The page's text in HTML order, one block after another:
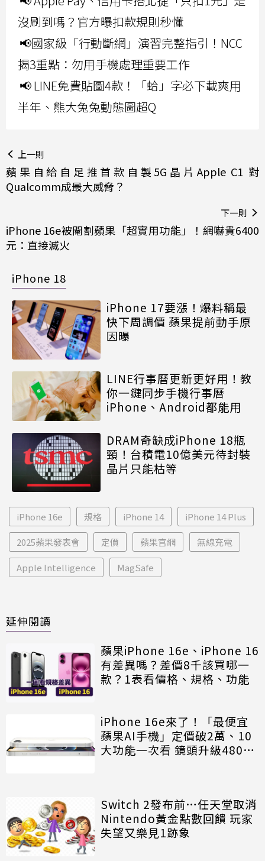
沒刷到嗎？官方曝扣款規則秒懂
📢國家級「行動斷網」演習完整指引！NCC
揭3重點：勿用手機處理重要工作
📢 LINE免費貼圖4款！「蛤」字必下載爽用
半年、熊大兔兔動態圖超Q
上一則
蘋果自給自足推首款自製5G晶片Apple C1 對
Qualcomm成最大威脅？
下一則
iPhone 16e被閹割蘋果「超實用功能」！網嚇貴6400
元：直接滅火
iPhone 18
iPhone 17要漲！爆料稱最
快下周調價 蘋果提前動手原
因曝
LINE行事曆更新更好用！教
你一鍵同步手機行事曆
iPhone、Android都能用
DRAM奇缺成iPhone 18瓶
頸！台積電10億美元待封裝
晶片只能枯等
iPhone 16e 規格 iPhone 14 iPhone 14 Plus
2025蘋果發表會 定價 蘋果官網 無線充電
Apple Intelligence MagSafe
延伸閱讀
蘋果iPhone 16e、iPhone 16
有差異嗎？差價8千該買哪一
款？1表看價格、規格、功能
iPhone 16e來了！「最便宜
蘋果AI手機」定價破2萬、10
大功能一次看 鏡頭升級4800
Switch 2發布前…任天堂取消
Nintendo黃金點數回饋 玩家
失望又樂見1跡象